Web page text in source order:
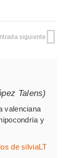
siguiente
Talens)
valenciana
y
de silviaLT